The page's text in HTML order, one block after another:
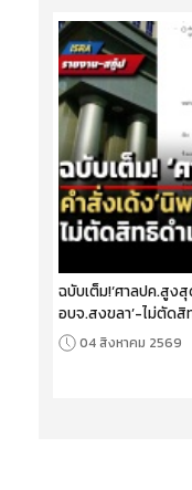
ฉบับเต็ม!‘ศาลปค.สูง
อบจ.สงขลา’-ไม่ตัดสิ
04 สิงหาคม 2569